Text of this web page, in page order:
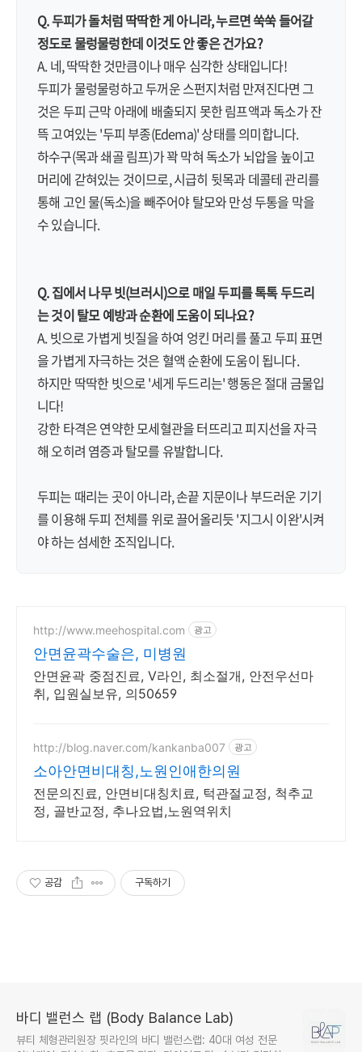
Q. 두피가 돌처럼 딱딱한 게 아니라, 누르면 쑥쑥 들어갈
정도로 물렁물렁한데 이것도 안 좋은 건가요?
A. 네, 딱딱한 것만큼이나 매우 심각한 상태입니다!
두피가 물렁물렁하고 두꺼운 스펀지처럼 만져진다면 그
것은 두피 근막 아래에 배출되지 못한 림프액과 독소가 잔
뜩 고여있는 '두피 부종(Edema)' 상태를 의미합니다.
하수구(목과 쇄골 림프)가 꽉 막혀 독소가 뇌압을 높이고
머리에 갇혀있는 것이므로, 시급히 뒷목과 데콜테 관리를
통해 고인 물(독소)을 빼주어야 탈모와 만성 두통을 막을
수 있습니다.
Q. 집에서 나무 빗(브러시)으로 매일 두피를 톡톡 두드리
는 것이 탈모 예방과 순환에 도움이 되나요?
A. 빗으로 가볍게 빗질을 하여 엉킨 머리를 풀고 두피 표면
을 가볍게 자극하는 것은 혈액 순환에 도움이 됩니다.
하지만 딱딱한 빗으로 '세게 두드리는' 행동은 절대 금물입
니다!
강한 타격은 연약한 모세혈관을 터뜨리고 피지선을 자극
해 오히려 염증과 탈모를 유발합니다.
두피는 때리는 곳이 아니라, 손끝 지문이나 부드러운 기기
를 이용해 두피 전체를 위로 끌어올리듯 '지그시 이완'시켜
야 하는 섬세한 조직입니다.
http://www.meehospital.com 광고
안면윤곽수술은, 미병원
안면윤곽 중점진료, V라인, 최소절개, 안전우선마
취, 입원실보유, 의50659
http://blog.naver.com/kankanba007 광고
소아안면비대칭,노원인애한의원
전문의진료, 안면비대칭치료, 턱관절교정, 척추교
정, 골반교정, 추나요법,노원역위치
공감 구독하기
바디 밸런스 랩 (Body Balance Lab)
뷰티 체형관리원장 핏라인의 바디 밸런스랩: 40대 여성 전문